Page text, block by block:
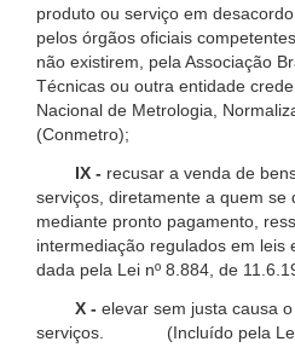
produto ou serviço em
pelos órgãos oficiais
não existirem, pela Associação
Técnicas ou outra entidade
Nacional de Metrologia,
(Conmetro);
IX - recusar a venda de
serviços, diretamente a quem se
mediante pronto pagamento,
intermediação regulados em
dada pela Lei nº 8.884, de
X - elevar sem justa causa
serviços. (Incluído pela Lei